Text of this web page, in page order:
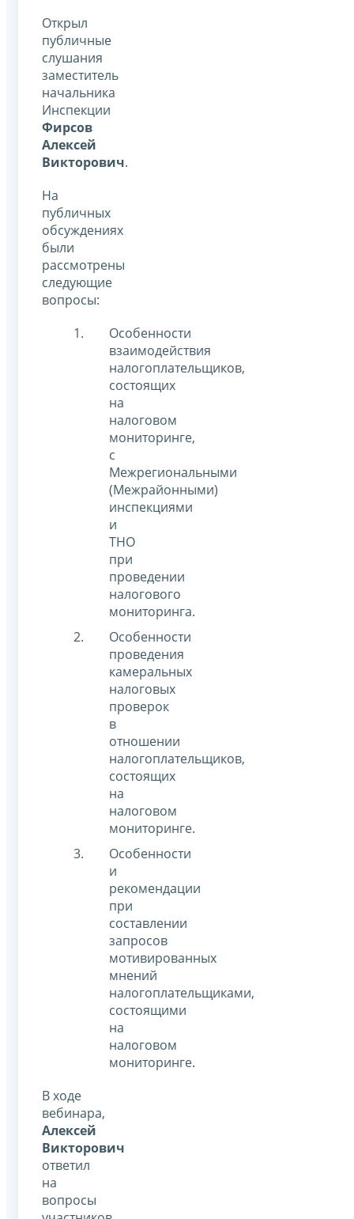
Открыл
публичные
слушания
заместитель
начальника
Инспекции
Фирсов
Алексей
Викторович.
На
публичных
обсуждениях
были
рассмотрены
следующие
вопросы:
Особенности
взаимодействия
налогоплательщиков,
состоящих
на
налоговом
мониторинге,
с
Межрегиональными
(Межрайонными)
инспекциями
и
ТНО
при
проведении
налогового
мониторинга.
Особенности
проведения
камеральных
налоговых
проверок
в
отношении
налогоплательщиков,
состоящих
на
налоговом
мониторинге.
Особенности
и
рекомендации
при
составлении
запросов
мотивированных
мнений
налогоплательщиками,
состоящими
на
налоговом
мониторинге.
В ходе
вебинара,
Алексей
Викторович
ответил
на
вопросы